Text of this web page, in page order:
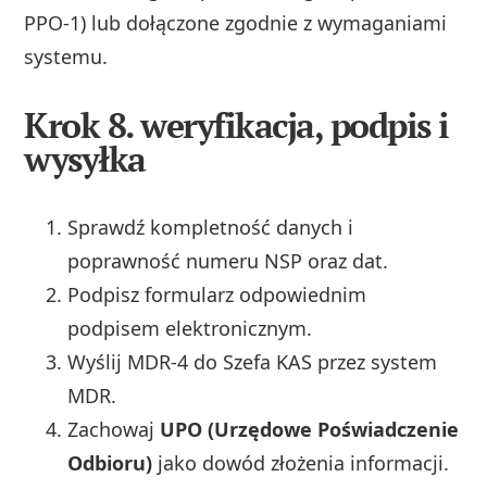
PPO‑1) lub dołączone zgodnie z wymaganiami
systemu.
Krok 8. weryfikacja, podpis i
wysyłka
Sprawdź kompletność danych i
poprawność numeru NSP oraz dat.
Podpisz formularz odpowiednim
podpisem elektronicznym.
Wyślij MDR‑4 do Szefa KAS przez system
MDR.
Zachowaj UPO (Urzędowe Poświadczenie
Odbioru) jako dowód złożenia informacji.